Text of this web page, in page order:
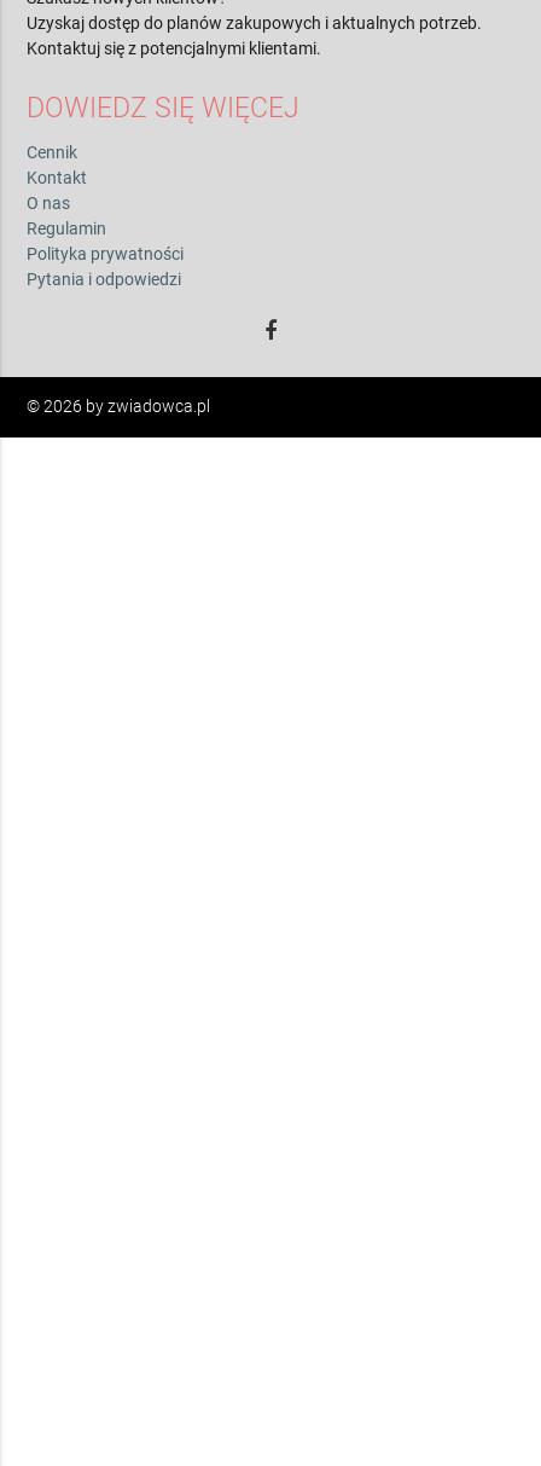
Uzyskaj dostęp do planów zakupowych i aktualnych potrzeb.
Kontaktuj się z potencjalnymi klientami.
DOWIEDZ SIĘ WIĘCEJ
Cennik
Kontakt
O nas
Regulamin
Polityka prywatności
Pytania i odpowiedzi
© 2026 by zwiadowca.pl